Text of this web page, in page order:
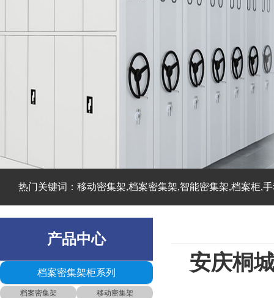
热门关键词：移动密集架,档案密集架,智能密集架,档案柜,
产品中心
档案密集架柜系列
档案密集架
移动密集架
安庆桐